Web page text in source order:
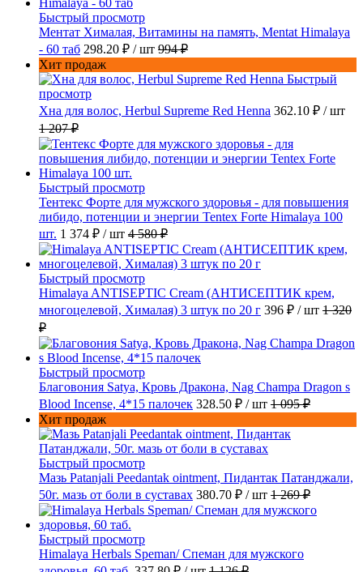
Быстрый просмотр
Ментат Хималая, Витамины на память, Mentat Himalaya
- 60 таб 298.20 ₽ / шт 994 ₽
Хит продаж
Быстрый
просмотр
Хна для волос, Herbul Supreme Red Henna 362.10 ₽ / шт
1 207 ₽
Быстрый просмотр
Тентекс Форте для мужского здоровья - для повышения
либидо, потенции и энергии Tentex Forte Himalaya 100
шт. 1 374 ₽ / шт 4 580 ₽
Быстрый просмотр
Himalaya ANTISEPTIC Cream (АНТИСЕПТИК крем,
многоцелевой, Хималая) 3 штук по 20 г 396 ₽ / шт 1 320
₽
Быстрый просмотр
Благовония Satya, Кровь Дракона, Nag Champa Dragon s
Blood Incense, 4*15 палочек 328.50 ₽ / шт 1 095 ₽
Хит продаж
Быстрый просмотр
Мазь Patanjali Peedantak ointment, Пидантак Патанджали,
50г. мазь от боли в суставах 380.70 ₽ / шт 1 269 ₽
Быстрый просмотр
Himalaya Herbals Speman/ Спеман для мужского